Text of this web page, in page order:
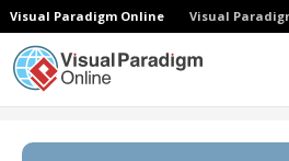
Visual Paradigm Online Visual